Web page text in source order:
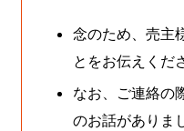
念のため、売主
とをお伝えくだ
なお、ご連絡の
のお話がありま